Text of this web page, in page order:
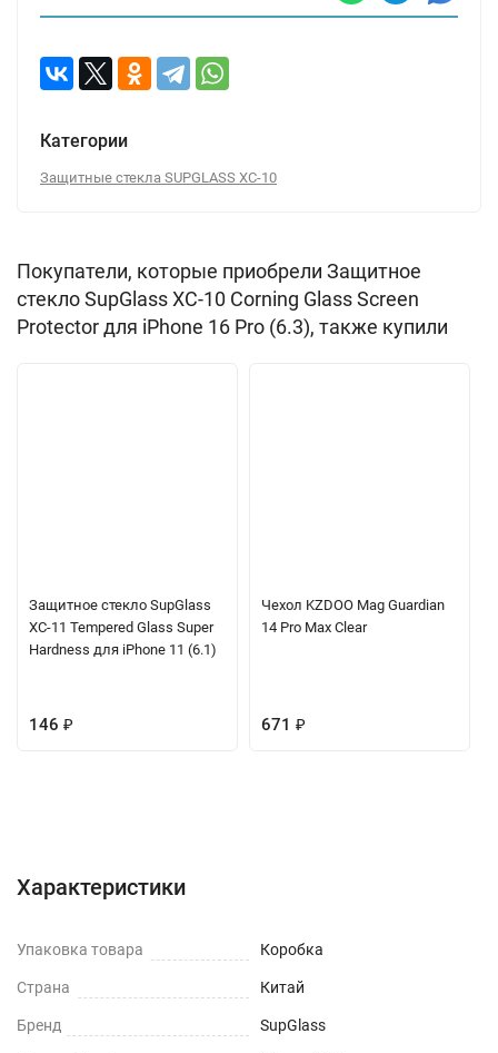
Категории
Защитные стекла SUPGLASS XC-10
Покупатели, которые приобрели Защитное
стекло SupGlass XC-10 Corning Glass Screen
Protector для iPhone 16 Pro (6.3), также купили
Защитное стекло SupGlass
XC-11 Tempered Glass Super
Hardness для iPhone 11 (6.1)
146 ₽
Чехол KZDOO Mag Guardian
14 Pro Max Clear
671 ₽
Характеристики
Упаковка товара Коробка
Страна Китай
Бренд SupGlass